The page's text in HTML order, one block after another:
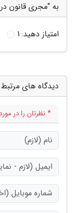
به "مجری قانون
امتیاز دهید:1
دیدگاه های
* نظرتان را در